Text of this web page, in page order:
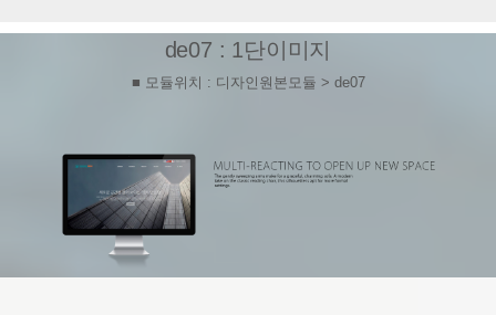
de07 : 1단이미지
■ 모듈위치 : 디자인원본모듈 > de07